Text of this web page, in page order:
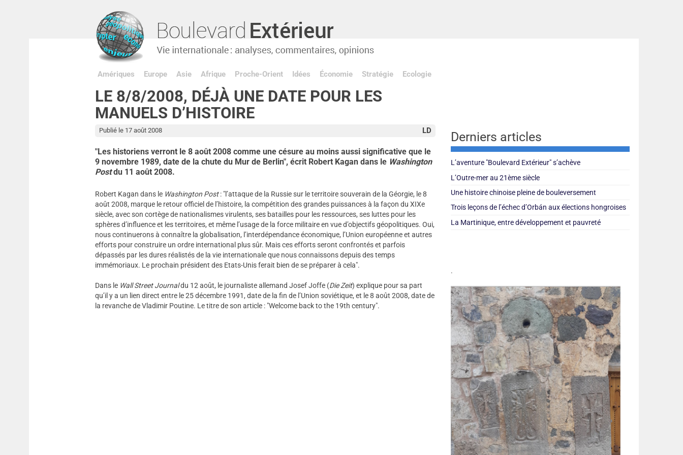
Amériques Europe Asie Afrique Proche-Orient Idées Économie Stratégie Ecologie
LE 8/8/2008, DÉJÀ UNE DATE POUR LES
MANUELS D’HISTOIRE
LD
Publié le 17 août 2008
"Les historiens verront le 8 août 2008 comme une césure au moins aussi significative que le
9 novembre 1989, date de la chute du Mur de Berlin", écrit Robert Kagan dans le Washington
Postdu 11 août 2008.
Robert Kagan dans le Washington Post: "l’attaque de la Russie sur le territoire souverain de la Géorgie, le 8
août 2008, marque le retour officiel de l’histoire, la compétition des grandes puissances à la façon du XIXe
siècle, avec son cortège de nationalismes virulents, ses batailles pour les ressources, ses luttes pour les
sphères d’influence et les territoires, et même l’usage de la force militaire en vue d’objectifs géopolitiques. Oui,
nous continuerons à connaître la globalisation, l’interdépendance économique, l’Union européenne et autres
efforts pour construire un ordre international plus sûr. Mais ces efforts seront confrontés et parfois
dépassés par les dures réalistés de la vie internationale que nous connaissons depuis des temps
immémoriaux. Le prochain président des Etats-Unis ferait bien de se préparer à cela".
Dans le Wall Street Journaldu 12 août, le journaliste allemand Josef Joffe (Die Zeit) explique pour sa part
qu’il y a un lien direct entre le 25 décembre 1991, date de la fin de l’Union soviétique, et le 8 août 2008, date de
la revanche de Vladimir Poutine. Le titre de son article : "Welcome back to the 19th century".
Derniers articles
L’aventure "Boulevard Extérieur" s’achève
L’Outre-mer au 21ème siècle
Une histoire chinoise pleine de bouleversement
Trois leçons de l’échec d’Orbán aux élections hongroises
La Martinique, entre développement et pauvreté
.